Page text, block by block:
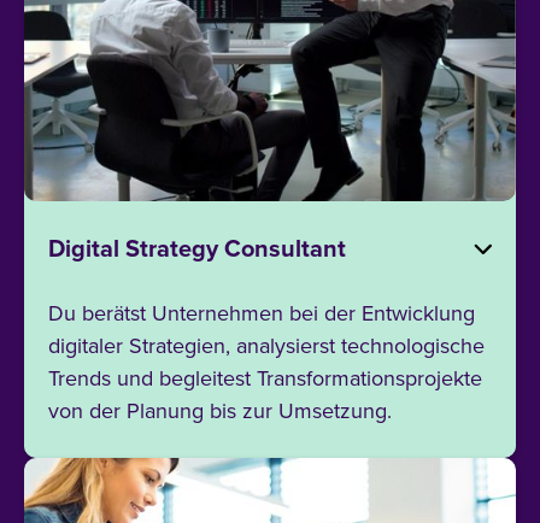
Digital Strategy Consultant
Du berätst Unternehmen bei der Entwicklung
digitaler Strategien, analysierst technologische
Trends und begleitest Transformationsprojekte
von der Planung bis zur Umsetzung.